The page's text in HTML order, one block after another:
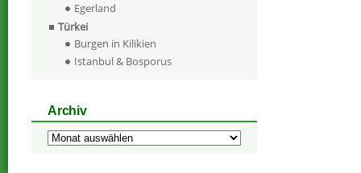
Egerland
Türkei
Burgen in Kilikien
Istanbul & Bosporus
Archiv
Archiv